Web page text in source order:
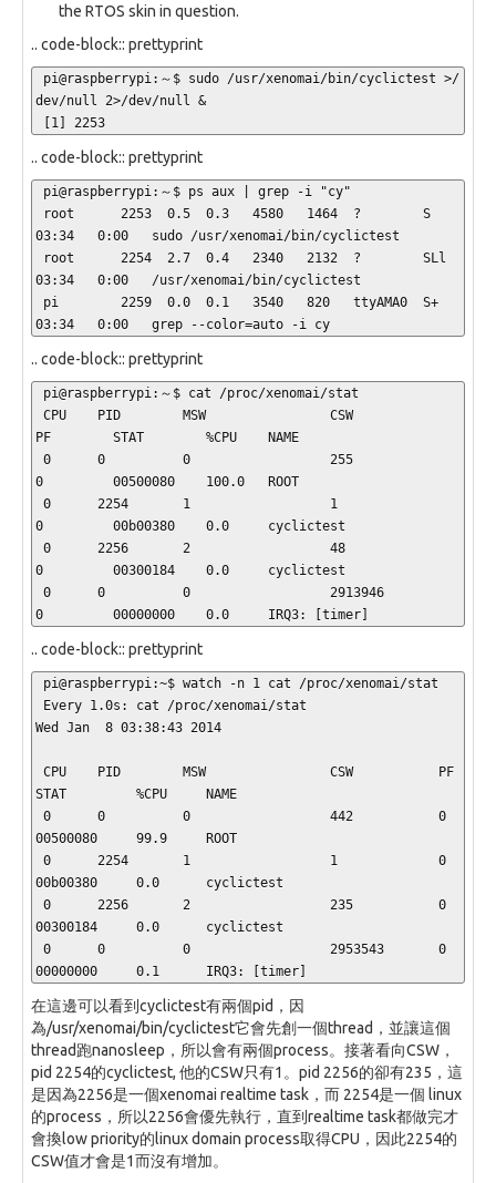
the RTOS skin in question.
.. code-block:: prettyprint
dev/null 2>/dev/null &
[1] 2253
.. code-block:: prettyprint
03:34   0:00   sudo /usr/xenomai/bin/cyclictest
03:34   0:00   /usr/xenomai/bin/cyclictest
03:34   0:00   grep --color=auto -i cy
.. code-block:: prettyprint
PF        STAT        %CPU    NAME
0         00500080    100.0   ROOT
0         00b00380    0.0     cyclictest
0         00300184    0.0     cyclictest
0         00000000    0.0     IRQ3: [timer]
.. code-block:: prettyprint
Wed Jan  8 03:38:43 2014
STAT         %CPU     NAME
00500080     99.9     ROOT
00b00380     0.0      cyclictest
00300184     0.0      cyclictest
00000000     0.1      IRQ3: [timer]
在這邊可以看到cyclictest有兩個pid，因
為/usr/xenomai/bin/cyclictest它會先創一個thread，並讓這個
thread跑nanosleep，所以會有兩個process。接著看向CSW，
pid 2254的cyclictest, 他的CSW只有1。pid 2256的卻有235，這
是因為2256是一個xenomai realtime task，而 2254是一個 linux
的process，所以2256會優先執行，直到realtime task都做完才
會換low priority的linux domain process取得CPU，因此2254的
CSW值才會是1而沒有增加。